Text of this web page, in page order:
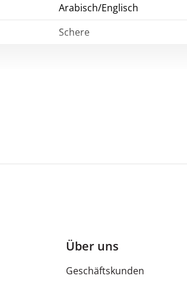
Arabisch/Englisch
Schere
Glas-Trackpad
Rückenschutz, Frontschutz
Über uns
Geschäftskunden